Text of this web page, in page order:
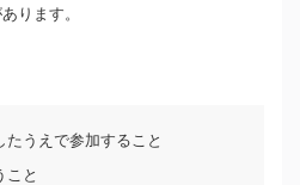
ります。
うえで参加すること
こと